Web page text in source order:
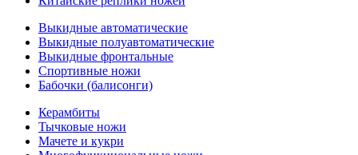
Выкидные автоматические
Выкидные полуавтоматические
Выкидные фронтальные
Спортивные ножи
Бабочки (балисонги)
Керамбиты
Тычковые ножи
Мачете и кукри